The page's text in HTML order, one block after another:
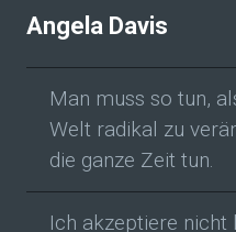
Angela Davis
Man muss so tun,
Welt radikal zu
die ganze Zeit tun.
Ich akzeptiere nicht